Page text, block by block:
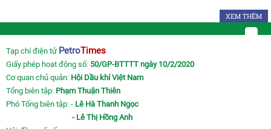
XEM THÊM
Tạp chí điện tử PetroTimes
Giấy phép hoạt động số: 50/GP-BTTTT ngày 10/2/2020
Cơ quan chủ quản: Hội Dầu khí Việt Nam
Tổng biên tập: Phạm Thuận Thiên
Phó Tổng biên tập: - Lê Hà Thanh Ngọc
- Lê Thị Hồng Anh